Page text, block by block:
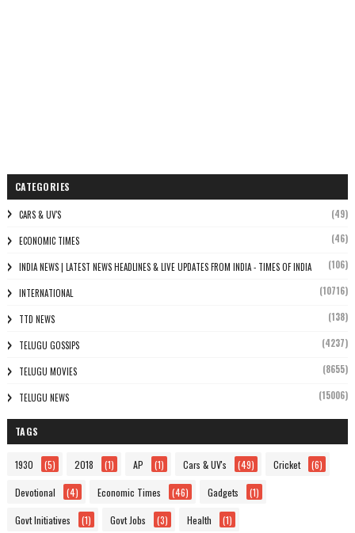
CATEGORIES
CARS & UV'S (49)
ECONOMIC TIMES (46)
INDIA NEWS | LATEST NEWS HEADLINES & LIVE UPDATES FROM INDIA - TIMES OF INDIA (106)
INTERNATIONAL (10716)
TTD NEWS (138)
TELUGU GOSSIPS (4237)
TELUGU MOVIES (8655)
TELUGU NEWS (15006)
TAGS
1930 (5) 2018 (1) AP (1) Cars & UV's (49) Cricket (6)
Devotional (4) Economic Times (46) Gadgets (1)
Govt Initiatives (1) Govt Jobs (3) Health (1)